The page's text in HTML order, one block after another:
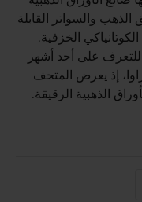
والسواتر القابلة
الخزفية.
على أحد أشهر
إذ يعرض المتحف
الذهبية الرقيقة.